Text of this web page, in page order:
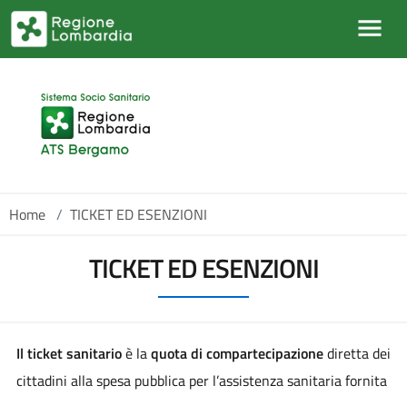
Salta al contenuto principale
Home / TICKET ED ESENZIONI
TICKET ED ESENZIONI
Il ticket sanitarioè laquota di compartecipazionediretta dei
cittadini alla spesa pubblica per l’assistenza sanitaria fornita